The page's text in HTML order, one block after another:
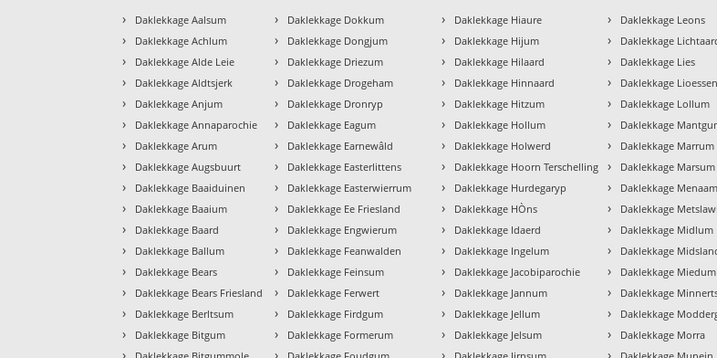
› Daklekkage Aalsum
› Daklekkage Achlum
› Daklekkage Alde Leie
› Daklekkage Aldtsjerk
› Daklekkage Anjum
› Daklekkage Annaparochie
› Daklekkage Arum
› Daklekkage Augsbuurt
› Daklekkage Baaiduinen
› Daklekkage Baaium
› Daklekkage Baard
› Daklekkage Ballum
› Daklekkage Bears
› Daklekkage Bears Friesland
› Daklekkage Berltsum
› Daklekkage Bitgum
›
› Daklekkage Dokkum
› Daklekkage Dongjum
› Daklekkage Driezum
› Daklekkage Drogeham
› Daklekkage Dronryp
› Daklekkage Eagum
› Daklekkage Earnewâld
› Daklekkage Easterlittens
› Daklekkage Easterwierrum
› Daklekkage Ee Friesland
› Daklekkage Engwierum
› Daklekkage Feanwalden
› Daklekkage Feinsum
› Daklekkage Ferwert
› Daklekkage Firdgum
› Daklekkage Formerum
›
› Daklekkage Hiaure
› Daklekkage Hijum
› Daklekkage Hilaard
› Daklekkage Hinnaard
› Daklekkage Hitzum
› Daklekkage Hollum
› Daklekkage Holwerd
› Daklekkage Hoorn Terschelling
› Daklekkage Hurdegaryp
› Daklekkage HÒns
› Daklekkage Idaerd
› Daklekkage Ingelum
› Daklekkage Jacobiparochie
› Daklekkage Jannum
› Daklekkage Jellum
› Daklekkage Jelsum
›
› Daklekkage Leons
› Daklekkage
› Daklekkage Lies
› Daklekkage
› Daklekkage Lollum
› Daklekkage
› Daklekkage Marrum
› Daklekkage Marsum
› Daklekkage Menaam
› Daklekkage
› Daklekkage Midlum
› Daklekkage
› Daklekkage Miedum
› Daklekkage
› Daklekkage
› Daklekkage Morra
›